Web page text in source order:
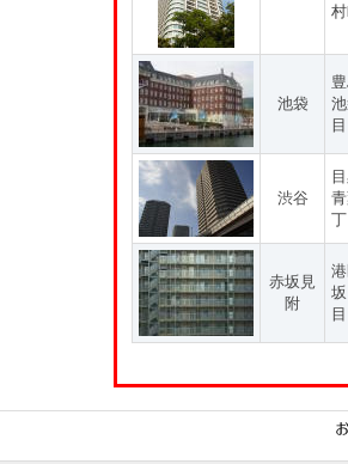
池袋
渋谷
赤坂見
附
目